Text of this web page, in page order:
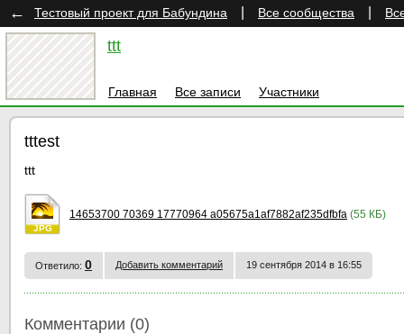
← Тестовый проект для Бабундина Все сообщества
ttt
Главная Все записи Участники
tttest
ttt
JPG
14653700 70369 17770964 a05675a1af7882af235dfbfa (55 КБ)
Ответило: 0 Добавить комментарий 19 сентября 2014 в 16:55
Комментарии (0)